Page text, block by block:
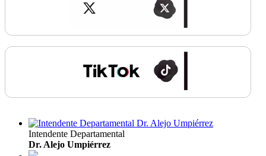
Intendente Departamental
Dr. Alejo Umpiérrez